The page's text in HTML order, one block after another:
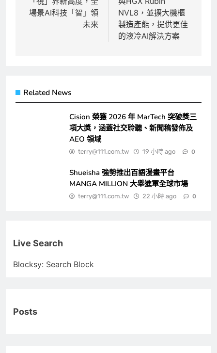
場景AI科技「智」領
未來
NVL8，並擴大機櫃
製造產能，提供更佳
的液冷AI解決方案
Related News
Cision 榮獲 2026 年 MarTech 突破獎三
項大獎，涵蓋社交聆聽、新聞稿發佈及
AEO 領域
terry@111.com.tw 19 小時 ago 0
Shueisha 強勢推出百語漫畫平台
MANGA MILLION 大舉進軍全球市場
terry@111.com.tw 22 小時 ago 0
Live Search
Blocksy: Search Block
Posts